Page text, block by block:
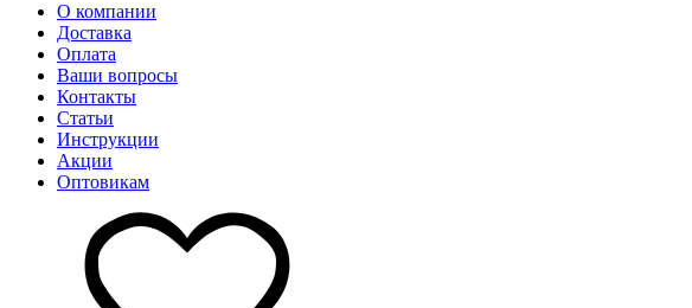
О компании
Доставка
Оплата
Ваши вопросы
Контакты
Статьи
Инструкции
Акции
Оптовикам